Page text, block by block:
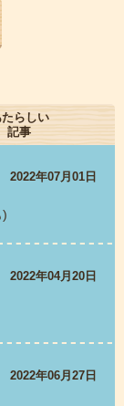
らしい
記事
2022年07月01日
2022年04月20日
2022年06月27日